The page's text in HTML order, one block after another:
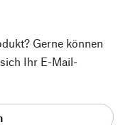
Gerne können
Ihr E-Mail-